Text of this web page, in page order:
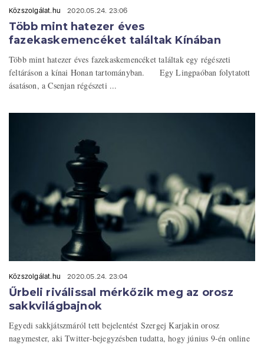
Közszolgálat.hu 2020.05.24. 23:06
Több mint hatezer éves
fazekaskemencéket találtak Kínában
Több mint hatezer éves fazekaskemencéket találtak egy régészeti
feltáráson a kínai Honan tartományban. Egy Lingpaóban folytatott
ásatáson, a Csenjan régészeti ...
Közszolgálat.hu 2020.05.24. 23:04
Űrbeli riválissal mérkőzik meg az orosz
sakkvilágbajnok
Egyedi sakkjátszmáról tett bejelentést Szergej Karjakin orosz
nagymester, aki Twitter-bejegyzésben tudatta, hogy június 9-én online